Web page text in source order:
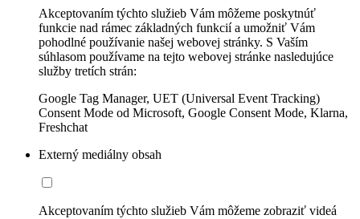
Akceptovaním týchto služieb Vám môžeme poskytnúť
funkcie nad rámec základných funkcií a umožniť Vám
pohodlné používanie našej webovej stránky. S Vaším
súhlasom používame na tejto webovej stránke nasledujúce
služby tretích strán:
Google Tag Manager, UET (Universal Event Tracking)
Consent Mode od Microsoft, Google Consent Mode, Klarna,
Freshchat
Externý mediálny obsah
Akceptovaním týchto služieb Vám môžeme zobraziť videá